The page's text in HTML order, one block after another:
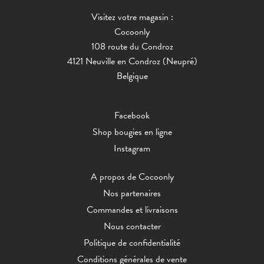
Visitez votre magasin :
Cocoonly
108 route du Condroz
4121 Neuville en Condroz (Neupré)
Belgique
Facebook
Shop bougies en ligne
Instagram
A propos de Cocoonly
Nos partenaires
Commandes et livraisons
Nous contacter
Politique de confidentialité
Conditions générales de vente